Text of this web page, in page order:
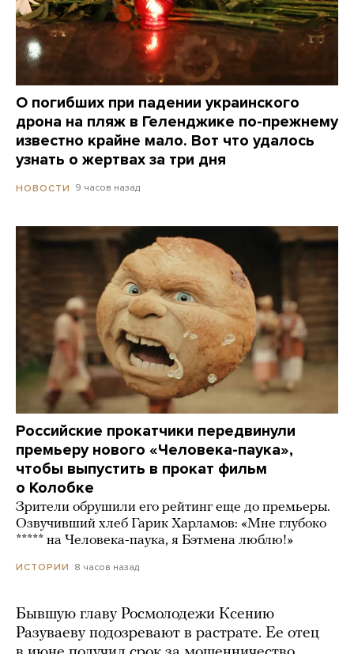
О погибших при падении украинского
дрона на пляж в Геленджике по-прежнему
известно крайне мало. Вот что удалось
узнать о жертвах за три дня
НОВОСТИ 9 часов назад
Российские прокатчики передвинули
премьеру нового «Человека-паука»,
чтобы выпустить в прокат фильм
о Колобке
Зрители обрушили его рейтинг еще до премьеры.
Озвучивший хлеб Гарик Харламов: «Мне глубоко
***** на Человека-паука, я Бэтмена люблю!»
ИСТОРИИ 8 часов назад
Бывшую главу Росмолодежи Ксению
Разуваеву подозревают в растрате. Ее отец